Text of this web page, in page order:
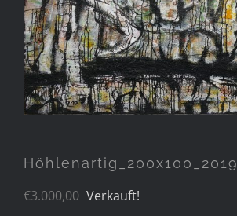
Höhlenartig_200x100_2019
€3.000,00 Verkauft!